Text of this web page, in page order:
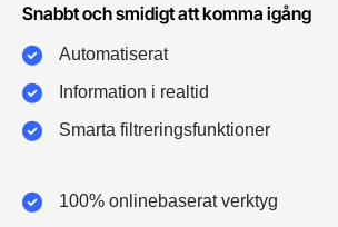
Snabbt och smidigt att komma igång
Automatiserat
Information i realtid
Smarta filtreringsfunktioner
100% onlinebaserat verktyg